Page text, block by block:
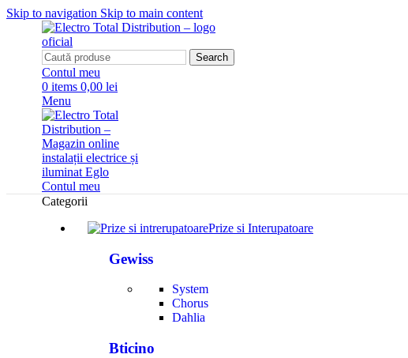
Skip to navigation Skip to main content
Search
Contul meu
0 items 0,00 lei
Menu
Contul meu
Categorii
Prize si Interupatoare
Gewiss
System
Chorus
Dahlia
Bticino